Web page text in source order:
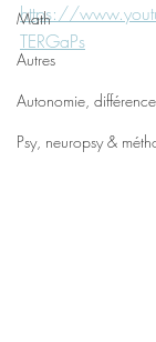
Math
Autres
Autonomie,
Psy, neuropsy &
https://
TERGaPs